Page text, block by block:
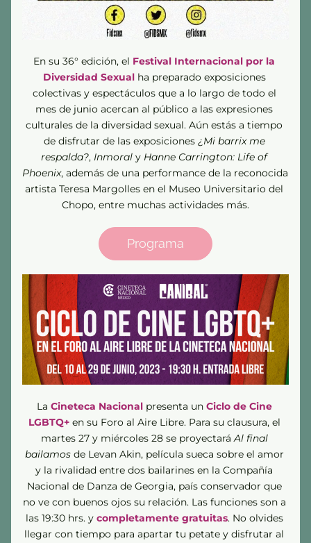
En su 36° edición, el Festival Internacional por la
Diversidad Sexual ha preparado exposiciones
colectivas y espectáculos que a lo largo de todo el
mes de junio acercan al público a las expresiones
culturales de la diversidad sexual. Aún estás a tiempo
de disfrutar de las exposiciones ¿Mi barrix me
respalda?, Inmoral y Hanne Carrington: Life of
Phoenix, además de una performance de la reconocida
artista Teresa Margolles en el Museo Universitario del
Chopo, entre muchas actividades más.
Programa
La Cineteca Nacional presenta un Ciclo de Cine
LGBTQ+ en su Foro al Aire Libre. Para su clausura, el
martes 27 y miércoles 28 se proyectará Al final
bailamos de Levan Akin, película sueca sobre el amor
y la rivalidad entre dos bailarines en la Compañía
Nacional de Danza de Georgia, país conservador que
no ve con buenos ojos su relación. Las funciones son a
las 19:30 hrs. y completamente gratuitas. No olvides
llegar con tiempo para apartar tu petate y disfrutar al